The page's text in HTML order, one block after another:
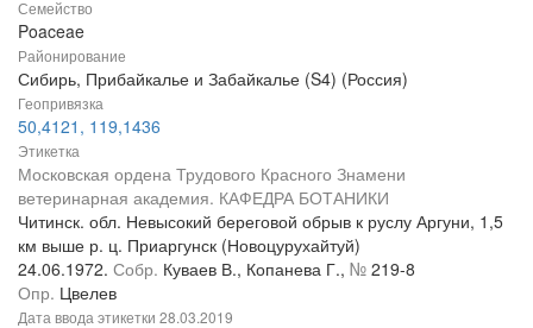
Семейство
Poaceae
Районирование
Сибирь, Прибайкалье и Забайкалье (S4) (Россия)
Геопривязка
50,4121, 119,1436
Этикетка
Московская ордена Трудового Красного Знамени
ветеринарная академия. КАФЕДРА БОТАНИКИ
Читинск. обл. Невысокий береговой обрыв к руслу Аргуни, 1,5
км выше р. ц. Приаргунск (Новоцурухайтуй)
24.06.1972. Собр. Куваев В., Копанева Г., № 219-8
Опр. Цвелев
Дата ввода этикетки 28.03.2019